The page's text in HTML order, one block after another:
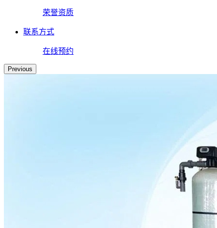
荣誉资质
联系方式
在线预约
Previous